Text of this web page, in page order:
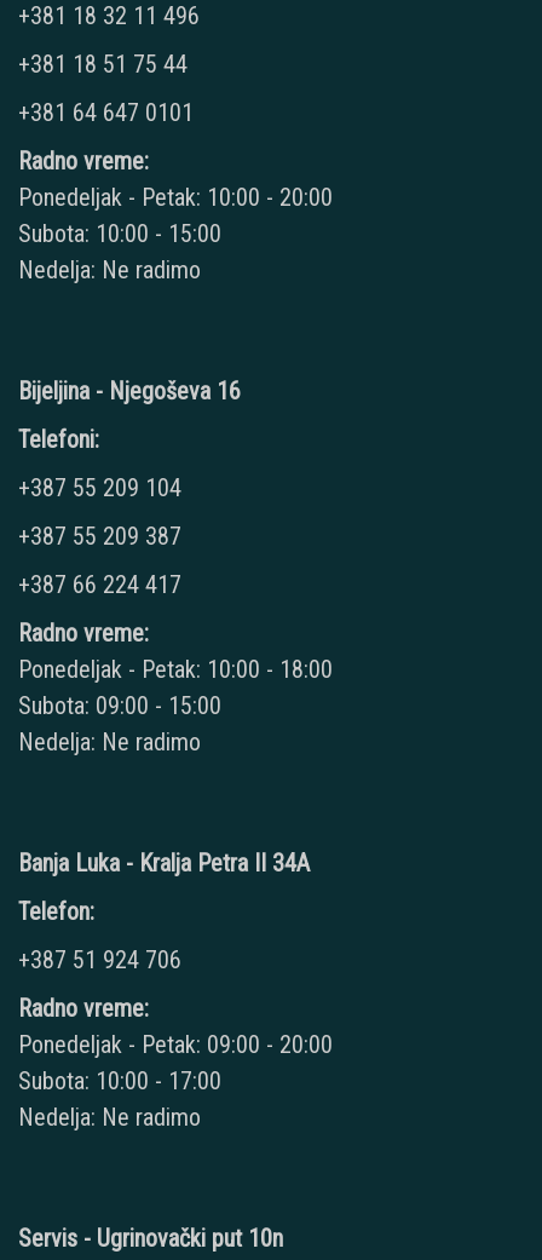
+381 18 32 11 496
+381 18 51 75 44
+381 64 647 0101
Radno vreme:
Ponedeljak - Petak: 10:00 - 20:00
Subota: 10:00 - 15:00
Nedelja: Ne radimo
Bijeljina - Njegoševa 16
Telefoni:
+387 55 209 104
+387 55 209 387
+387 66 224 417
Radno vreme:
Ponedeljak - Petak: 10:00 - 18:00
Subota: 09:00 - 15:00
Nedelja: Ne radimo
Banja Luka - Kralja Petra II 34A
Telefon:
+387 51 924 706
Radno vreme:
Ponedeljak - Petak: 09:00 - 20:00
Subota: 10:00 - 17:00
Nedelja: Ne radimo
Servis - Ugrinovački put 10n